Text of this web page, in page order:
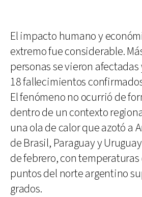
El impacto humano y
extremo fue considerable.
personas se vieron
18 fallecimientos
El fenómeno no ocurrió de
dentro de un contexto
una ola de calor que azotó a
de Brasil, Paraguay y
de febrero, con
puntos del norte argentino
grados.